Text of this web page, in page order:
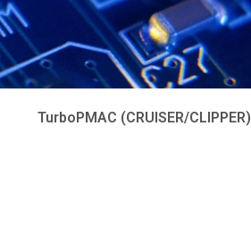
TurboPMAC (CRUISER/CLIPPER)